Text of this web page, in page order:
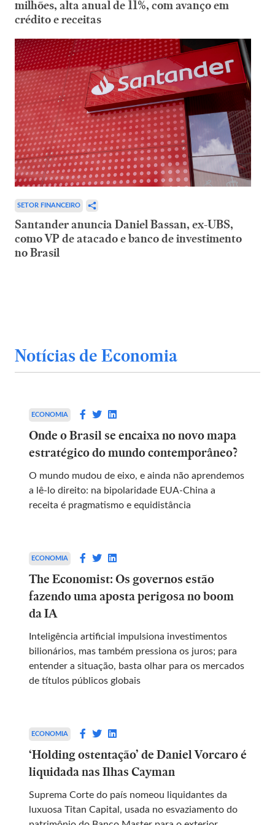
milhões, alta anual de 11%, com avanço em
crédito e receitas
SETOR FINANCEIRO
Santander anuncia Daniel Bassan, ex-UBS,
como VP de atacado e banco de investimento
no Brasil
Notícias de Economia
ECONOMIA
Onde o Brasil se encaixa no novo mapa
estratégico do mundo contemporâneo?
O mundo mudou de eixo, e ainda não aprendemos
a lê-lo direito: na bipolaridade EUA-China a
receita é pragmatismo e equidistância
ECONOMIA
The Economist: Os governos estão
fazendo uma aposta perigosa no boom
da IA
Inteligência artificial impulsiona investimentos
bilionários, mas também pressiona os juros; para
entender a situação, basta olhar para os mercados
de títulos públicos globais
ECONOMIA
‘Holding ostentação’ de Daniel Vorcaro é
liquidada nas Ilhas Cayman
Suprema Corte do país nomeou liquidantes da
luxuosa Titan Capital, usada no esvaziamento do